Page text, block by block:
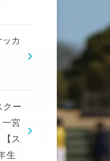
カ
ー
宮
ス
生